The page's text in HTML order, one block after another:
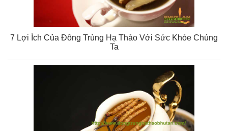
7 Lợi Ích Của Đông Trùng Hạ Thảo Với Sức Khỏe Chúng
Ta